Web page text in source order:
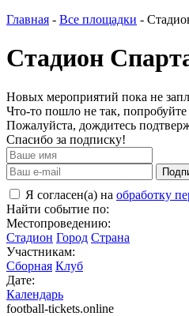
Главная - Все площадки -
Стадион
Новых мероприятий пока не
Что-то пошло не так,
Пожалуйста, дождитесь
Спасибо за подписку!
Я согласен(а) на обработку
Найти событие по:
Местопроведению:
Стадион Город Страна
Участникам:
Сборная Клуб
Дате:
Календарь
football-tickets.online